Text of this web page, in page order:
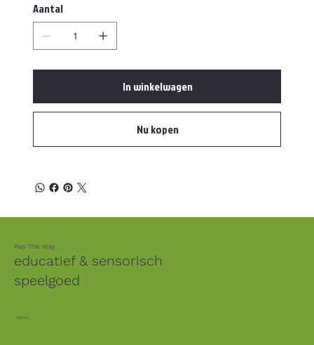
Aantal
In winkelwagen
Nu kopen
Play This Way
educatief & sensorisch
speelgoed
MENU